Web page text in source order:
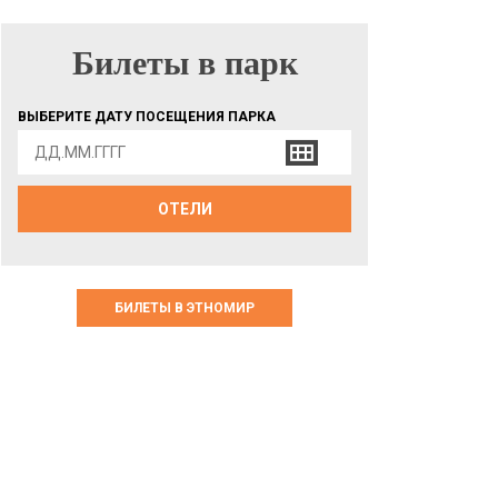
БИЛЕТЫ В ПАРК
Билеты в парк
ВЫБЕРИТЕ ДАТУ ПОСЕЩЕНИЯ ПАРКА
ОТЕЛИ
БИЛЕТЫ В ЭТНОМИР